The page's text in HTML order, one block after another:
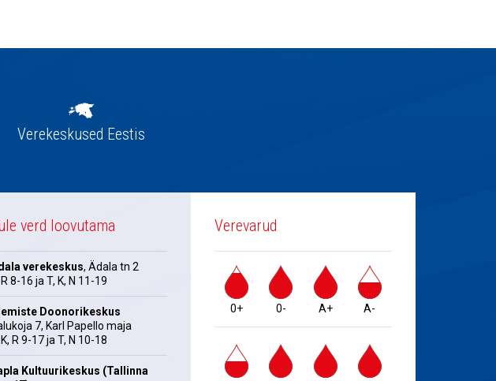
Verekeskused Eestis
verd loovutama
verekeskus, Ädala tn 2
R 8-16 ja T, K, N 11-19
Doonorikeskus
7, Karl Papello maja
K, R 9-17 ja T, N 10-18
Kultuurikeskus (Tallinna
Verevarud
0+ 0- A+ A-